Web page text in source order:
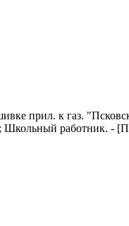
прил. к газ.
Школьный работник. -